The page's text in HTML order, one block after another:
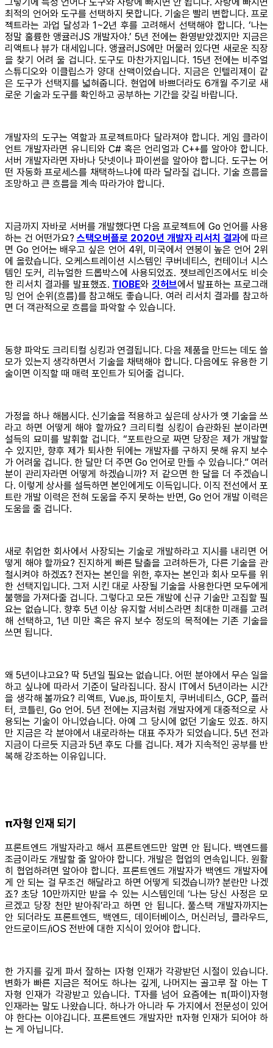
최적의 언어와 도구를 선택하지 못합니다. 기술은 빨리 변합니다. 프로
젝트라는 과업 달성과 1~2년 후를 고려해서 선택해야 합니다. ‘나는
정말 훌륭한 앵귤러JS 개발자야.’ 5년 전에는 환영받았겠지만 지금은
리액트나 뷰가 대세입니다. 앵귤러JS에만 머물러 있다면 새로운 직장
을 찾기 어려 울 겁니다. 도구도 마찬가지입니다. 15년 전에는 비주얼
스튜디오와 이클립스가 양대 산맥이었습니다. 지금은 인텔리제이 같
은 도구가 선택지를 넓혀줍니다. 현업에 바쁘더라도 6개월 주기로 새
로운 기술과 도구를 확인하고 공부하는 기간을 갖길 바랍니다.
개발자의 도구는 역할과 프로젝트마다 달라져야 합니다. 게임 클라이
언트 개발자라면 유니티와 C# 혹은 언리얼과 C++를 알아야 합니다.
서버 개발자라면 자바나 닷넷이나 파이썬을 알아야 합니다. 도구는 어
떤 자동화 프로세스를 채택하느냐에 따라 달라질 겁니다. 기술 흐름을
조망하고 큰 흐름을 계속 따라가야 합니다.
지금까지 자바로 서버를 개발했다면 다음 프로젝트에 Go 언어를 사용
하는 건 어떤가요? 스택오버플로 2020년 개발자 리서치 결과에 따르
면 Go 언어는 배우고 싶은 언어 4위, 미국에서 연봉이 높은 언어 2위
에 올랐습니다. 오케스트레이션 시스템인 쿠버네티스, 컨테이너 시스
템인 도커, 리뉴얼한 드롭박스에 사용되었죠. 젯브레인즈에서도 비슷
한 리서치 결과를 발표했죠. TIOBE와 깃허브에서 발표하는 프로그래
밍 언어 순위(흐름)를 참고해도 좋습니다. 여러 리서치 결과를 참고하
면 더 객관적으로 흐름을 파악할 수 있습니다.
동향 파악도 크리티컬 싱킹과 연결됩니다. 다음 제품을 만드는 데도 쓸
모가 있는지 생각하면서 기술을 채택해야 합니다. 다음에도 유용한 기
술이면 이직할 때 매력 포인트가 되어줄 겁니다.
가정을 하나 해봅시다. 신기술을 적용하고 싶은데 상사가 옛 기술을 쓰
라고 하면 어떻게 해야 할까요? 크리티컬 싱킹이 습관화된 분이라면
설득의 묘미를 발휘할 겁니다. “포트란으로 짜면 당장은 제가 개발할
수 있지만, 향후 제가 퇴사한 뒤에는 개발자를 구하지 못해 유지 보수
가 어려울 겁니다. 한 달만 더 주면 Go 언어로 만들 수 있습니다.” 여러
분이 관리자라면 어떻게 하겠습니까? 저 같으면 한 달을 더 주겠습니
다. 이렇게 상사를 설득하면 본인에게도 이득입니다. 이직 전선에서 포
트란 개발 이력은 전혀 도움을 주지 못하는 반면, Go 언어 개발 이력은
도움을 줄 겁니다.
새로 취업한 회사에서 사장되는 기술로 개발하라고 지시를 내리면 어
떻게 해야 할까요? 진지하게 빠른 탈출을 고려하든가, 다른 기술을 관
철시켜야 하겠죠? 전자는 본인을 위한, 후자는 본인과 회사 모두를 위
한 선택지입니다. 그저 시킨 대로 사장될 기술을 사용한다면 모두에게
불행을 가져다줄 겁니다. 그렇다고 모든 개발에 신규 기술만 고집할 필
요는 없습니다. 향후 5년 이상 유지할 서비스라면 최대한 미래를 고려
해 선택하고, 1년 미만 혹은 유지 보수 정도의 목적에는 기존 기술을
쓰면 됩니다.
왜 5년이냐고요? 딱 5년일 필요는 없습니다. 어떤 분야에서 무슨 일을
하고 싶냐에 따라서 기준이 달라집니다. 잠시 IT에서 5년이라는 시간
을 생각해 볼까요? 리액트, Vue.js, 파이토치, 쿠버네티스, GCP, 플러
터, 코틀린, Go 언어. 5년 전에는 지금처럼 개발자에게 대중적으로 사
용되는 기술이 아니었습니다. 아예 그 당시에 없던 기술도 있죠. 하지
만 지금은 각 분야에서 내로라하는 대표 주자가 되었습니다. 5년 전과
지금이 다르듯 지금과 5년 후도 다를 겁니다. 제가 지속적인 공부를 반
복해 강조하는 이유입니다.
π자형 인재 되기
프론트엔드 개발자라고 해서 프론트엔드만 알면 안 됩니다. 백엔드를
조금이라도 개발할 줄 알아야 합니다. 개발은 협업의 연속입니다. 원활
히 협업하려면 알아야 합니다. 프론트엔드 개발자가 백엔드 개발자에
게 안 되는 걸 무조건 해달라고 하면 어떻게 되겠습니까? 분란만 나겠
죠? 초당 10만까지만 받을 수 있는 시스템인데 ‘나는 당신 사정은 모
르겠고 당장 천만 받아줘’라고 하면 안 됩니다. 풀스택 개발자까지는
안 되더라도 프론트엔드, 백엔드, 데이터베이스, 머신러닝, 클라우드,
안드로이드/iOS 전반에 대한 지식이 있어야 합니다.
한 가지를 깊게 파서 잘하는 I자형 인재가 각광받던 시절이 있습니다.
변화가 빠른 지금은 적어도 하나는 깊게, 나머지는 골고루 잘 아는 T
자형 인재가 각광받고 있습니다. T자를 넘어 요즘에는 π(파이)자형
인재라는 말도 나왔습니다. 하나가 아니라 두 가지에서 전문성이 있어
야 한다는 이야깁니다. 프론트엔드 개발자만 π자형 인재가 되어야 하
는 게 아닙니다.